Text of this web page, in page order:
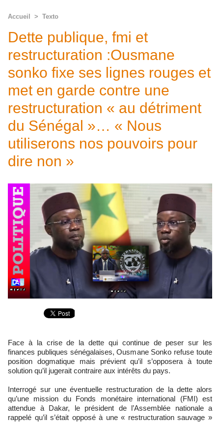
Accueil > Texto
Dette publique, fmi et
restructuration :Ousmane
sonko fixe ses lignes rouges et
met en garde contre une
restructuration « au détriment
du Sénégal »… « Nous
utiliserons nos pouvoirs pour
dire non »
Face à la crise de la dette qui continue de peser sur les
finances publiques sénégalaises, Ousmane Sonko refuse toute
position dogmatique mais prévient qu’il s’opposera à toute
solution qu’il jugerait contraire aux intérêts du pays.
Interrogé sur une éventuelle restructuration de la dette alors
qu’une mission du Fonds monétaire international (FMI) est
attendue à Dakar, le président de l’Assemblée nationale a
rappelé qu’il s’était opposé à une « restructuration sauvage »